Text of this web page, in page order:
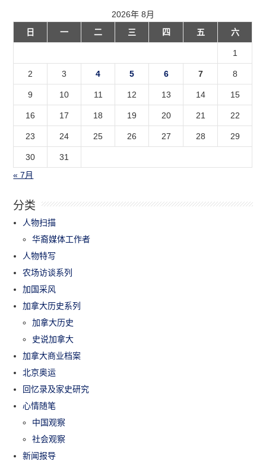
2026年 8月
日
一 二 三 四 五 六
1
2 3 4 5 6 7 8
9 10 11 12 13 14 15
16 17 18 19 20 21 22
23 24 25 26 27 28 29
30
31
« 7月
分类
人物扫描
华裔媒体工作者
人物特写
农场访谈系列
加国采风
加拿大历史系列
加拿大历史
史说加拿大
加拿大商业档案
北京奥运
回忆录及家史研究
心情随笔
中国观察
社会观察
新闻报导